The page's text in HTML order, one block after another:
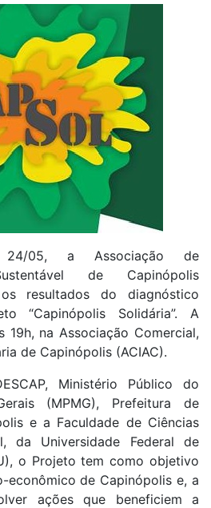
24/05, a Associação de
de Capinópolis
resultados do diagnóstico
“Capinópolis Solidária”. A
19h, na Associação Comercial,
de Capinópolis (ACIAC).
Ministério Público do
(MPMG), Prefeitura de
e a Faculdade de Ciências
da Universidade Federal de
o Projeto tem como objetivo
econômico de Capinópolis e, a
ações que beneficiem a